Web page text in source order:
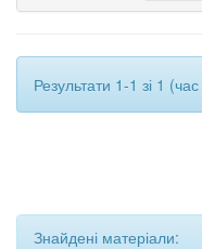
Результати 1-1 зі 1
Знайдені матеріали: